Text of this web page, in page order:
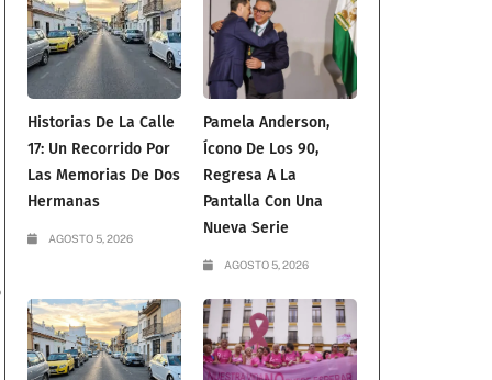
Historias De La Calle
17: Un Recorrido Por
Las Memorias De Dos
Hermanas
AGOSTO 5, 2026
Pamela Anderson,
Ícono De Los 90,
Regresa A La
Pantalla Con Una
Nueva Serie
AGOSTO 5, 2026